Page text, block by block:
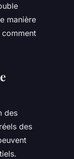
manière
des
des